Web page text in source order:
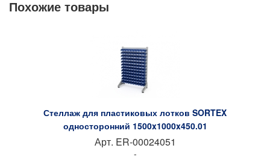
Похожие товары
Стеллаж для пластиковых лотков SORTEX
односторонний 1500x1000x450.01
Арт. ER-00024051
-